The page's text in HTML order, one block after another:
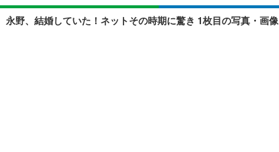
ショッピング
永野、結婚していた！ネットその時期に驚き 1枚目の写真・画像